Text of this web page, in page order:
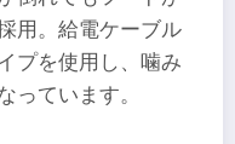
用。給電ケーブル
プを使用し、噛み
っています。